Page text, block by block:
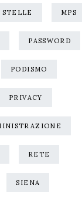
MPS
PASSWORD
PODISMO
PRIVACY
RETE
SIENA